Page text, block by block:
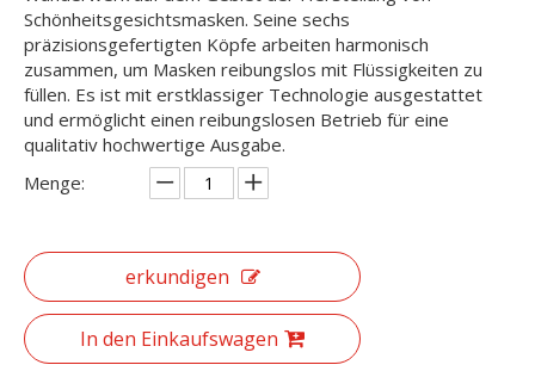
Schönheitsgesichtsmasken. Seine sechs
präzisionsgefertigten Köpfe arbeiten harmonisch
zusammen, um Masken reibungslos mit Flüssigkeiten zu
füllen. Es ist mit erstklassiger Technologie ausgestattet
und ermöglicht einen reibungslosen Betrieb für eine
qualitativ hochwertige Ausgabe.
Menge:
erkundigen
In den Einkaufswagen